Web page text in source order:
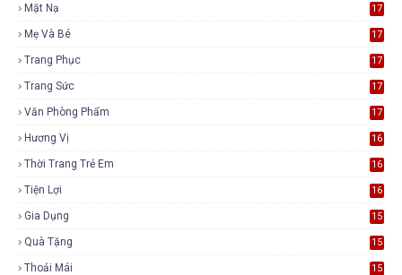
Mặt Nạ 17
Mẹ Và Bé 17
Trang Phục 17
Trang Sức 17
Văn Phòng Phẩm 17
Hương Vị 16
Thời Trang Trẻ Em 16
Tiện Lợi 16
Gia Dụng 15
Quà Tặng 15
Thoải Mái 15